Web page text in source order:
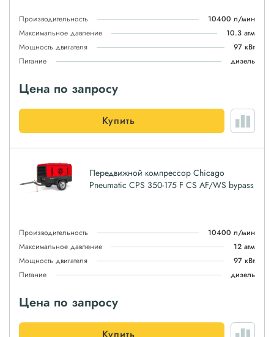
Производительность
10400 л/мин
Максимальное давление
10.3 атм
Мощность двигателя
97 кВт
Питание
дизель
Цена по запросу
Купить
Передвижной компрессор Chicago
Pneumatic CPS 350-175 F CS AF/WS bypass
Производительность
10400 л/мин
Максимальное давление
12 атм
Мощность двигателя
97 кВт
Питание
дизель
Цена по запросу